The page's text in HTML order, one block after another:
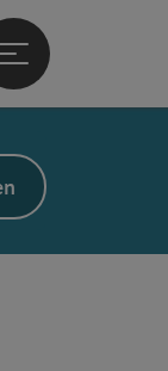
stark bewölkt
Hauptmenü öffnen